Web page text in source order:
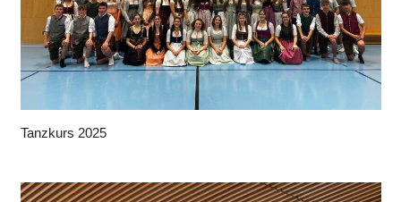
Tanzkurs 2025